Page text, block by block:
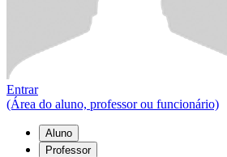
Entrar
(Área do aluno, professor ou funcionário)
Aluno
Professor